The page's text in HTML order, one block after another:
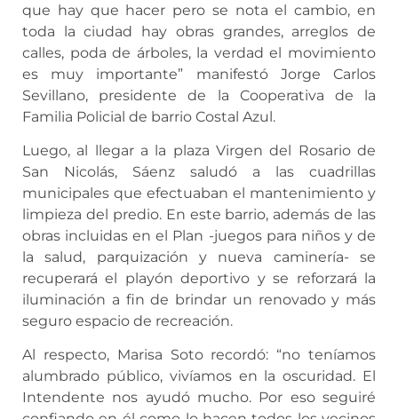
que hay que hacer pero se nota el cambio, en
toda la ciudad hay obras grandes, arreglos de
calles, poda de árboles, la verdad el movimiento
es muy importante” manifestó Jorge Carlos
Sevillano, presidente de la Cooperativa de la
Familia Policial de barrio Costal Azul.
Luego, al llegar a la plaza Virgen del Rosario de
San Nicolás, Sáenz saludó a las cuadrillas
municipales que efectuaban el mantenimiento y
limpieza del predio. En este barrio, además de las
obras incluidas en el Plan -juegos para niños y de
la salud, parquización y nueva caminería- se
recuperará el playón deportivo y se reforzará la
iluminación a fin de brindar un renovado y más
seguro espacio de recreación.
Al respecto, Marisa Soto recordó: “no teníamos
alumbrado público, vivíamos en la oscuridad. El
Intendente nos ayudó mucho. Por eso seguiré